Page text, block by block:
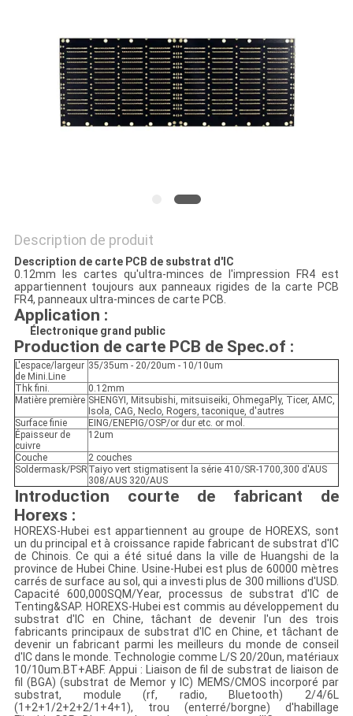
PRIVACY
Description de produit
Description de carte PCB de substrat d'IC
0.12mm les cartes qu'ultra-minces de l'impression FR4 est
appartiennent toujours aux panneaux rigides de la carte PCB
FR4, panneaux ultra-minces de carte PCB.
Application :
Électronique grand public
Production de carte PCB de Spec.of :
L'espace/largeur
de Mini.Line
35/35um - 20/20um - 10/10um
Thk fini.
0.12mm
Matière première SHENGYI, Mitsubishi, mitsuiseiki, OhmegaPly, Ticer, AMC,
Isola, CAG, Neclo, Rogers, taconique, d'autres
Surface finie
EING/ENEPIG/OSP/or dur etc. or mol.
Épaisseur de
cuivre
12um
Couche
2 couches
Soldermask/PSR Taiyo vert stigmatisent la série 410/SR-1700,300 d'AUS
308/AUS 320/AUS
Introduction courte de fabricant de
Horexs :
HOREXS-Hubei est appartiennent au groupe de HOREXS, sont
un du principal et à croissance rapide fabricant de substrat d'IC
de Chinois. Ce qui a été situé dans la ville de Huangshi de la
province de Hubei Chine. Usine-Hubei est plus de 60000 mètres
carrés de surface au sol, qui a investi plus de 300 millions d'USD.
Capacité 600,000SQM/Year, processus de substrat d'IC de
Tenting&SAP. HOREXS-Hubei est commis au développement du
substrat d'IC en Chine, tâchant de devenir l'un des trois
fabricants principaux de substrat d'IC en Chine, et tâchant de
devenir un fabricant parmi les meilleurs du monde de conseil
d'IC dans le monde. Technologie comme L/S 20/20un, matériaux
10/10um.BT+ABF. Appui : Liaison de fil de substrat de liaison de
fil (BGA) (substrat de Memor y IC) MEMS/CMOS incorporé par
substrat, module (rf, radio, Bluetooth) 2/4/6L
(1+2+1/2+2+2/1+4+1), trou (enterré/borgne) d'habillage